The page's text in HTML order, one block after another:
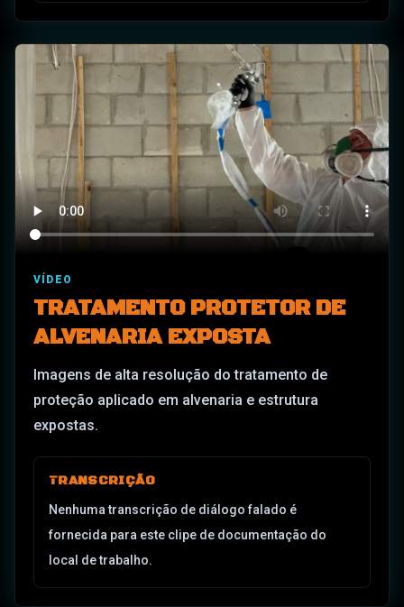
VÍDEO
TRATAMENTO PROTETOR DE
ALVENARIA EXPOSTA
Imagens de alta resolução do tratamento de
proteção aplicado em alvenaria e estrutura
expostas.
TRANSCRIÇÃO
Nenhuma transcrição de diálogo falado é
fornecida para este clipe de documentação do
local de trabalho.